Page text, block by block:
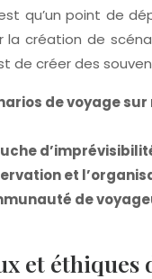
qu’un point de
création de
de créer des
de voyage sur
et
de
et